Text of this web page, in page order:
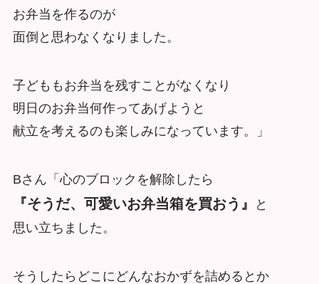
お弁当を作るのが
面倒と思わなくなりました。
子どももお弁当を残すことがなくなり
明日のお弁当何作ってあげようと
献立を考えるのも楽しみになっています。」
Bさん「心のブロックを解除したら
『そうだ、可愛いお弁当箱を買おう』
と
思い立ちました。
そうしたらどこにどんなおかずを詰めるとか